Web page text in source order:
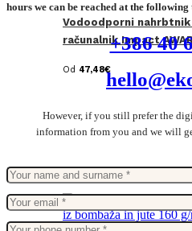
Vodoodporni
računalnik Impact
Od 47,48€
hours we can be reached at the
+386 40
However, if you still prefer the
information from you and we will